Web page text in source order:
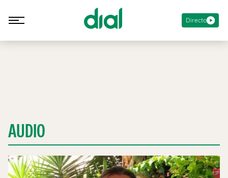
Directo
AUDIO